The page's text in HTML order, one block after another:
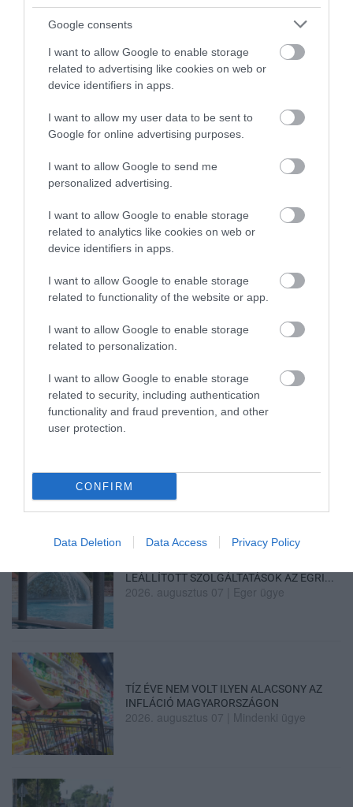
Google consents
I want to allow Google to enable storage
related to advertising like cookies on web or
device identifiers in apps.
I want to allow my user data to be sent to
Google for online advertising purposes.
I want to allow Google to send me
personalized advertising.
I want to allow Google to enable storage
related to analytics like cookies on web or
device identifiers in apps.
I want to allow Google to enable storage
related to functionality of the website or app.
I want to allow Google to enable storage
related to personalization.
I want to allow Google to enable storage
related to security, including authentication
functionality and fraud prevention, and other
user protection.
CONFIRM
Data Deletion Data Access Privacy Policy
ÚJ MAGYAR KÜLÜGYI STRATÉGIA KÉSZÜL,
TELJES SZAKÍTÁS JÖN A...
2026. augusztus 08
TATA ELBŰVÖLŐ LÁTVÁNYOSSÁGAI,
2026. augusztus 08|Promóció
TELJESEN ÚJRAINDUL A P...
2026. augusztus 07 Mindenki ügye
LEÁLLÍTOTT SZOLGÁLTATÁSOK AZ EGRI...
2026. augusztus 07 Eger ügye
TÍZ ÉVE NEM VOLT ILYEN ALACSONY AZ
INFLÁCIÓ MAGYARORSZÁGON
2026. augusztus 07 Mindenki ügye